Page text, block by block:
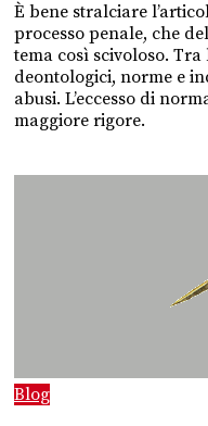
È bene stralciare
processo penale, che
tema così scivoloso. Tra
deontologici, norme e
abusi. L’eccesso di
maggiore rigore.
Blog